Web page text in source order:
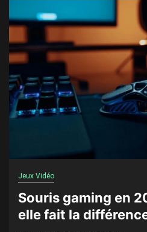
Jeux Vidéo
Souris gaming en
elle fait la